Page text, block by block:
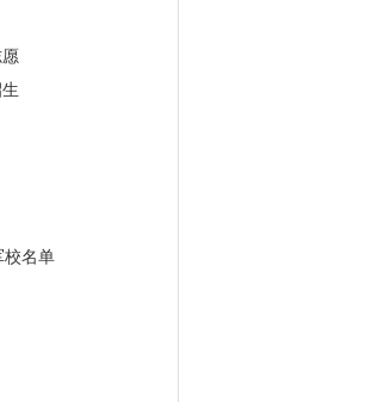
校名单